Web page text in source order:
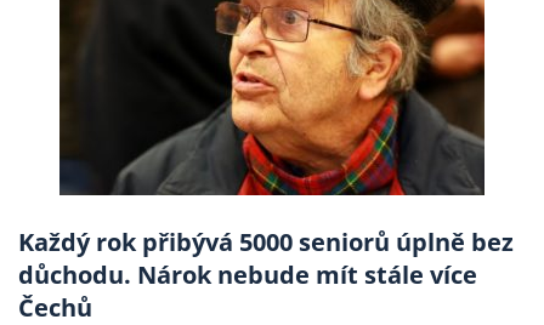
Každý rok přibývá 5000 seniorů úplně bez
důchodu. Nárok nebude mít stále více
Čechů